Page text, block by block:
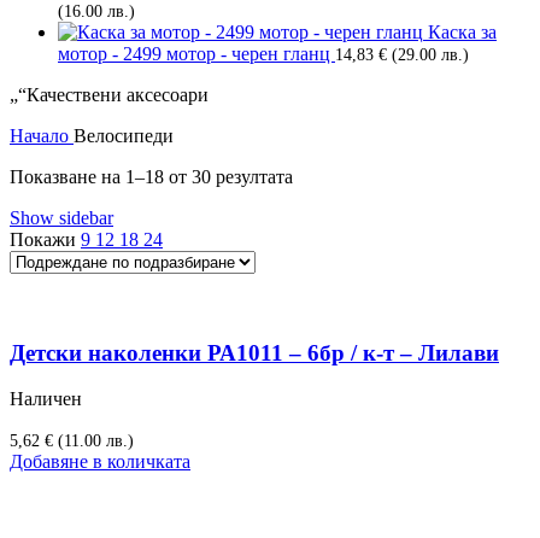
(16.00 лв.)
Каска за
мотор - 2499 мотор - черен гланц 14,83 € (29.00 лв.)
„“Качествени аксесоари
Начало Велосипеди
Показване на 1–18 от 30 резултата
Show sidebar
Покажи 9 12 18 24
Детски наколенки РА1011 – 6бр / к-т – Лилави
Наличен
5,62 € (11.00 лв.)
Добавяне в количката